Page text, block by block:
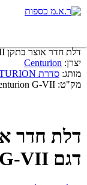
דלת חדר אוצר בתקן Grade VII דגם Centurion G-VII
יצרן: Centurion
מותג: סדרת CENTURION של ChubbSafes
מק"ט: G-VII
דגם Centurion G-VII